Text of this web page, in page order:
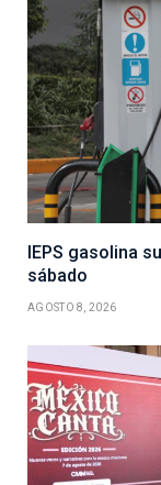
IEPS gasolina
sábado
AGOSTO 8, 2026